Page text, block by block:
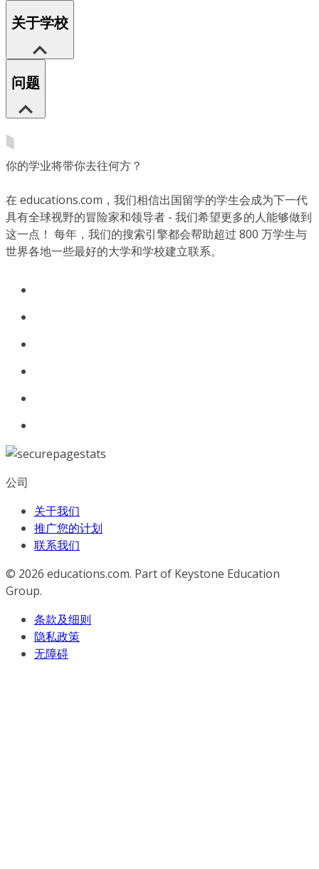
关于学校
问题
你的学业将带你去往何方？
在 educations.com，我们相信出国留学的学生会成为下一代
具有全球视野的冒险家和领导者 - 我们希望更多的人能够做到
这一点！ 每年，我们的搜索引擎都会帮助超过 800 万学生与
世界各地一些最好的大学和学校建立联系。
公司
关于我们
推广您的计划
联系我们
© 2026 educations.com. Part of Keystone Education
Group.
条款及细则
隐私政策
无障碍